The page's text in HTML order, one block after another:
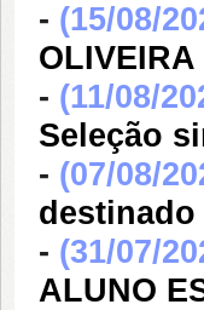
- (15/08/
OLIVEIRA
- (11/08/
Seleção
- (07/08/
- (31/07/
ALUNO